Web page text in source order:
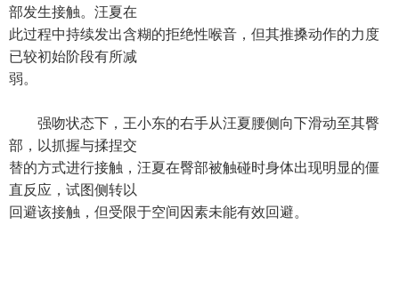
部发生接触。汪夏在
此过程中持续发出含糊的拒绝性喉音，但其推搡动作的力度
已较初始阶段有所减
弱。
强吻状态下，王小东的右手从汪夏腰侧向下滑动至其臀
部，以抓握与揉捏交
替的方式进行接触，汪夏在臀部被触碰时身体出现明显的僵
直反应，试图侧转以
回避该接触，但受限于空间因素未能有效回避。